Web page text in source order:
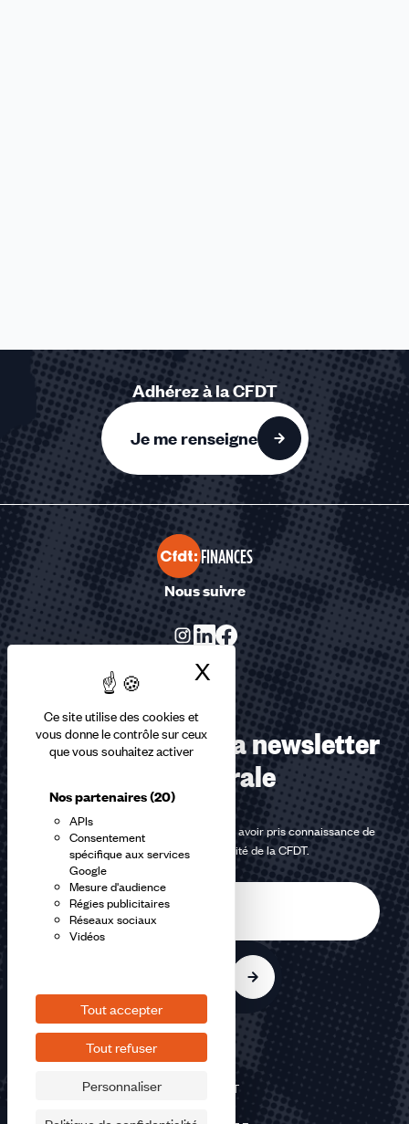
Ce site utilise des cookies et
vous donne le contrôle sur ceux
que vous souhaitez activer
Nos partenaires(20)
APIs
Consentement
spécifique aux services
Google
Mesure d'audience
Régies publicitaires
Réseaux sociaux
Vidéos
Tout accepter
Tout refuser
Personnaliser
X Masquer le
Adhérez à la CFDT
Je me renseigne
FINANCES
Nous suivre
Abonnez-vous à la newsletter
confédérale
En m'inscrivant à la newsletter, j'affirme avoir pris connaissance de
lapolitique de confidentialité de la CFDT.
©2026 CFDT